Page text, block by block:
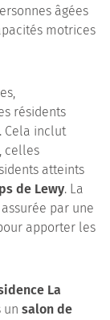
âgées
motrices
résidents
Cela inclut
celles
atteints
de Lewy. La
par une
apporter les
La
un salon de